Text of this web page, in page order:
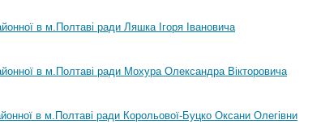
в м.Полтаві ради Ляшка Ігоря Івановича
в м.Полтаві ради Мохура Олександра Вікторовича
в м.Полтаві ради Корольової-Буцко Оксани Олегівни